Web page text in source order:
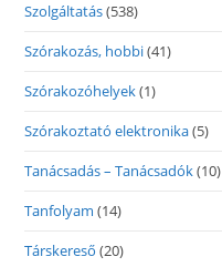
Szolgáltatás(538)
Szórakozás, hobbi(41)
Szórakozóhelyek(1)
Szórakoztató elektronika(5)
Tanácsadás – Tanácsadók(10)
Tanfolyam (14)
Társkereső (20)